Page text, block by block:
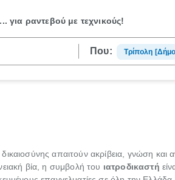
για ραντεβού με τεχνικούς!
Που: Τρίπολη
απαιτούν ακρίβεια, γνώση και
βία, η συμβολή του ιατροδικαστή